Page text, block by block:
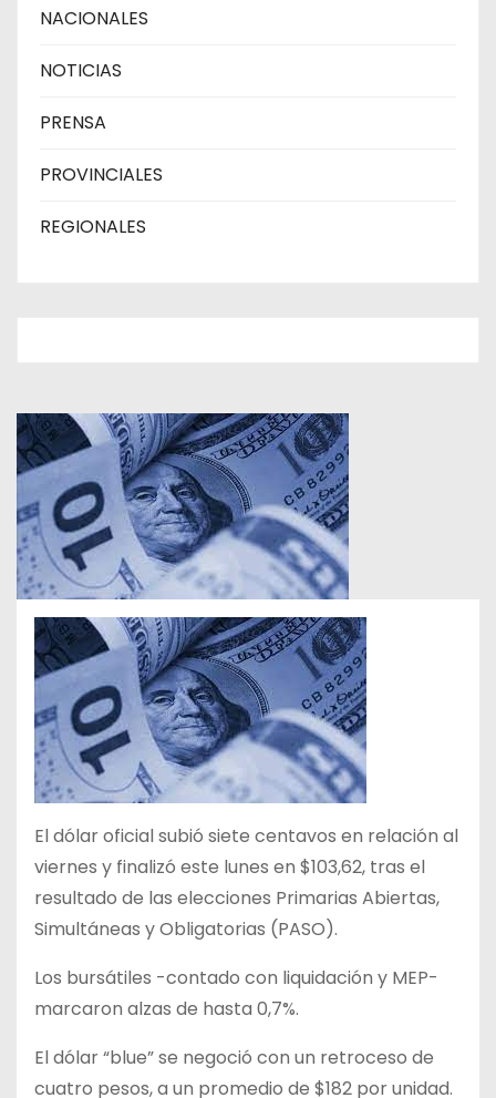
NACIONALES
NOTICIAS
PRENSA
PROVINCIALES
REGIONALES
El dólar oficial subió siete centavos en relación al
viernes y finalizó este lunes en $103,62, tras el
resultado de las elecciones Primarias Abiertas,
Simultáneas y Obligatorias (PASO).
Los bursátiles -contado con liquidación y MEP-
marcaron alzas de hasta 0,7%.
El dólar “blue” se negoció con un retroceso de
cuatro pesos, a un promedio de $182 por unidad.